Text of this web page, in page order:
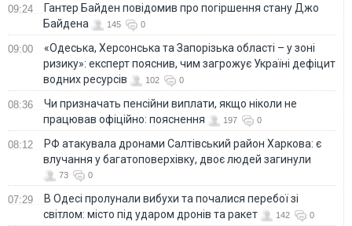
09:24
Гантер Байден повідомив про погіршення стану Джо
Байдена
145 0
09:00
«Одеська, Херсонська та Запорізька області – у зоні
ризику»: експерт пояснив, чим загрожує Україні дефіцит
водних ресурсів
102 0
08:36
Чи призначать пенсійни виплати, якщо ніколи не
працював офіційно: пояснення
197 0
08:12
РФ атакувала дронами Салтівський район Харкова: є
влучання у багатоповерхівку, двоє людей загинули
73 0
07:29
В Одесі пролунали вибухи та почалися перебої зі
світлом: місто під ударом дронів та ракет
142 0